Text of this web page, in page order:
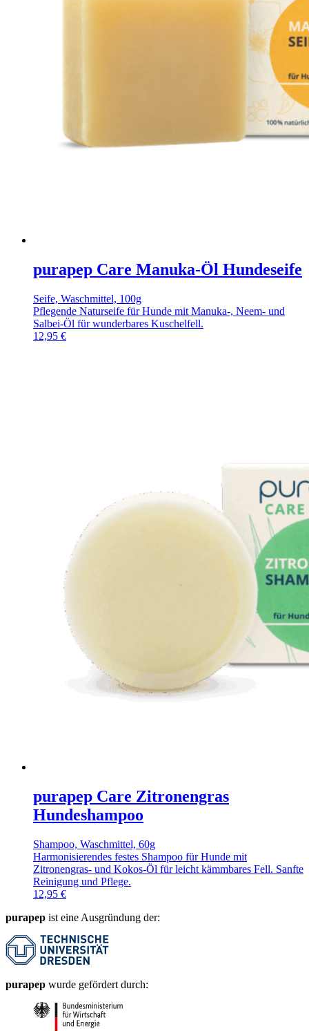
purapep Care Manuka-Öl Hundeseife
Seife, Waschmittel, 100g
Pflegende Naturseife für Hunde mit Manuka-, Neem- und
Salbei-Öl für wunderbares Kuschelfell.
12,95 €
purapep Care Zitronengras
Hundeshampoo
Shampoo, Waschmittel, 60g
Harmonisierendes festes Shampoo für Hunde mit
Zitronengras- und Kokos-Öl für leicht kämmbares Fell. Sanfte
Reinigung und Pflege.
12,95 €
purapep ist eine Ausgründung der:
purapep wurde gefördert durch: